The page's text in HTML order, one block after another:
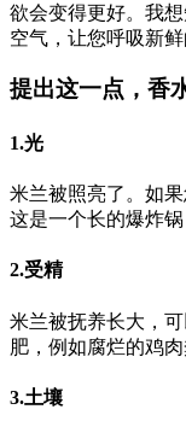
欲会变得更好。我
空气，让您呼吸新鲜
提出这一点，香
1.光
米兰被照亮了。如
这是一个长的爆炸锅
2.受精
米兰被抚养长大，
肥，例如腐烂的鸡
3.土壤